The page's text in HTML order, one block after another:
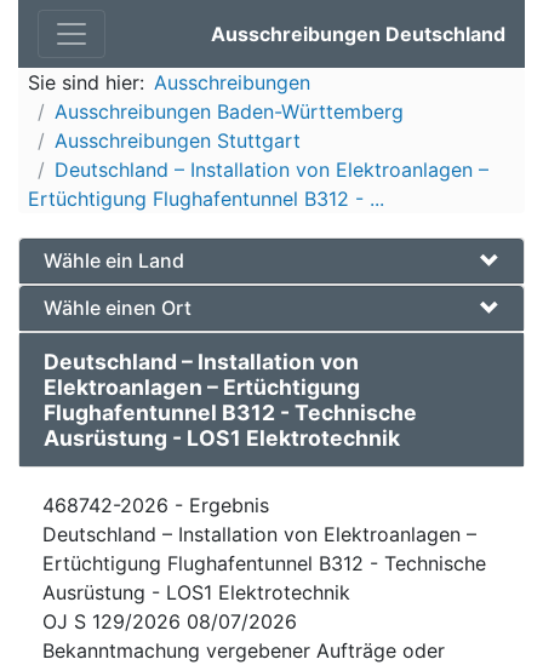
Ausschreibungen Deutschland
Sie sind hier: Ausschreibungen
Ausschreibungen Baden-Württemberg
Ausschreibungen Stuttgart
Deutschland – Installation von Elektroanlagen –
Ertüchtigung Flughafentunnel B312 - ...
Wähle ein Land
Wähle einen Ort
Deutschland – Installation von
Elektroanlagen – Ertüchtigung
Flughafentunnel B312 - Technische
Ausrüstung - LOS1 Elektrotechnik
468742-2026 - Ergebnis
Deutschland – Installation von Elektroanlagen –
Ertüchtigung Flughafentunnel B312 - Technische
Ausrüstung - LOS1 Elektrotechnik
OJ S 129/2026 08/07/2026
Bekanntmachung vergebener Aufträge oder